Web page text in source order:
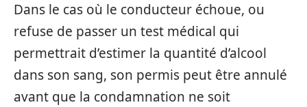
Dans le cas où le conducteur échoue, ou
refuse de passer un test médical qui
permettrait d’estimer la quantité d’alcool
dans son sang, son permis peut être annulé
avant que la condamnation ne soit